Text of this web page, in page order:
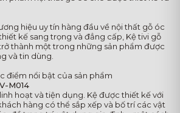
hiệu uy tín hàng đầu về nội thất gỗ óc
kế sang trọng và đẳng cấp, Kệ tivi gỗ
thành một trong những sản phẩm được
và tin dùng.
điểm nổi bật của sản phẩm
M014
hoạt và tiện dụng. Kệ được thiết kế với
hàng có thể sắp xếp và bố trí các vật